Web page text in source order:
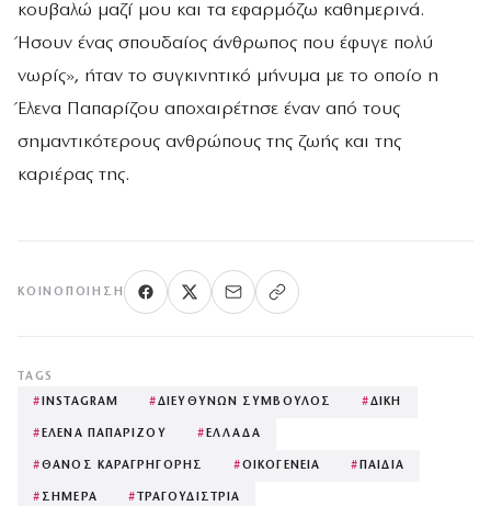
κουβαλώ μαζί μου και τα εφαρμόζω καθημερινά.
Ήσουν ένας σπουδαίος άνθρωπος που έφυγε πολύ
νωρίς», ήταν το συγκινητικό μήνυμα με το οποίο η
Έλενα Παπαρίζου αποχαιρέτησε έναν από τους
σημαντικότερους ανθρώπους της ζωής και της
καριέρας της.
ΚΟΙΝΟΠΟΊΗΣΗ
TAGS
# INSTAGRAM #ΔΙΕΥΘΥΝΩΝ ΣΥΜΒΟΥΛΟΣ #ΔΙΚΗ
# ΕΛΕΝΑ ΠΑΠΑΡΙΖΟΥ # ΕΛΛΑΔΑ
#ΘΑΝΟΣ ΚΑΡΑΓΡΗΓΟΡΗΣ #ΟΙΚΟΓΕΝΕΙΑ # ΠΑΙΔΙΑ
# ΣΗΜΕΡΑ # ΤΡΑΓΟΥΔΙΣΤΡΙΑ